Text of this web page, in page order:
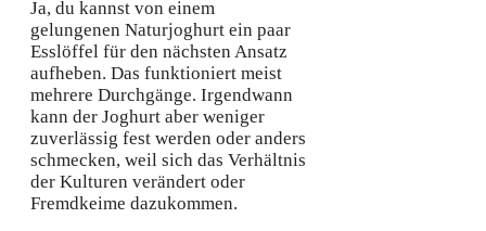
Ja, du kannst von einem
gelungenen Naturjoghurt ein paar
Esslöffel für den nächsten Ansatz
aufheben. Das funktioniert meist
mehrere Durchgänge. Irgendwann
kann der Joghurt aber weniger
zuverlässig fest werden oder anders
schmecken, weil sich das Verhältnis
der Kulturen verändert oder
Fremdkeime dazukommen.